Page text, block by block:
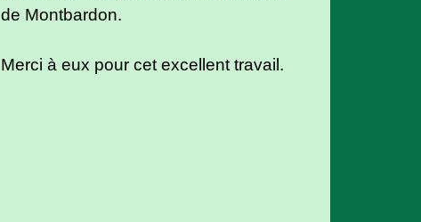
de Montbardon.
Merci à eux pour cet excellent travail.